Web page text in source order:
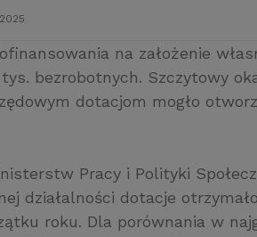
na założenie
bezrobotnych. Szczytowy
dotacjom mogło
Pracy i Polityki
działalności dotacje
roku. Dla porównania w